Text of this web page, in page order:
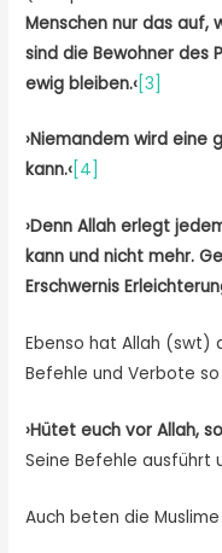
Menschen nur das auf,
sind die Bewohner des
ewig bleiben.‹[3]
›Niemandem wird
kann.‹ [4]
›Denn Allah erlegt
kann und nicht mehr.
Erschwernis
Ebenso hat Allah (swt)
Befehle und Verbote
›Hütet euch vor Allah,
Seine Befehle ausführt
Auch beten die